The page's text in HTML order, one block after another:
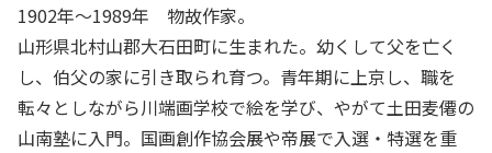
1902年～1989年 物故作家。
山形県北村山郡大石田町に生まれた。幼くして父を亡く
し、伯父の家に引き取られ育つ。青年期に上京し、職を
転々としながら川端画学校で絵を学び、やがて土田麦僊の
山南塾に入門。国画創作協会展や帝展で入選・特選を重